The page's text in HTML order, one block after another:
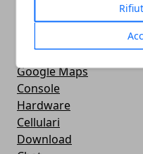
Musica
FaceBook
Google Maps
Console
Hardware
Cellulari
Download